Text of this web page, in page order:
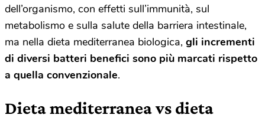
dell’organismo, con effetti sull’immunità, sul
metabolismo e sulla salute della barriera intestinale,
ma nella dieta mediterranea biologica, gli incrementi
di diversi batteri benefici sono più marcati rispetto
a quella convenzionale.
Dieta mediterranea vs dieta